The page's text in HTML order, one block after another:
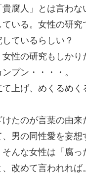
腐人」とは言わ
いる。女性の研
ているらしい？
性の研究もしか
プン・・・・。
上げ、めくるめ
たのが言葉の由来
男の同性愛を妄
んな女性は「腐っ
改めて言われれ